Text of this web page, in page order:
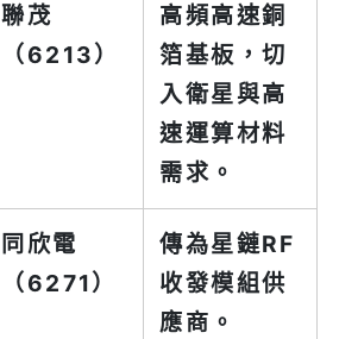
聯茂
（6213）
高頻高速銅
箔基板，切
入衛星與高
速運算材料
需求。
同欣電
（6271）
傳為星鏈RF
收發模組供
應商。